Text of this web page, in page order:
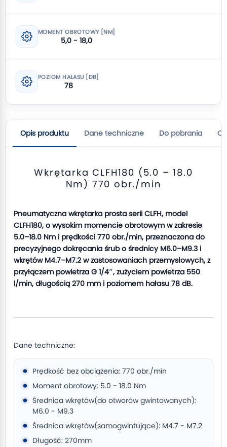
MOMENT OBROTOWY [NM]
5,0 - 18,0
POZIOM HAŁASU [DB]
78
Opis produktu Dane techniczne Do pobrania
Wkrętarka CLFH180 (5.0 – 18.0
Nm) 770 obr./min
Pneumatyczna wkrętarka prosta serii CLFH, model
CLFH180, o wysokim momencie obrotowym w zakresie
5.0–18.0 Nm i prędkości 770 obr./min, przeznaczona do
precyzyjnego dokręcania śrub o średnicy M6.0–M9.3 i
wkrętów M4.7–M7.2 w zastosowaniach przemysłowych, z
przyłączem powietrza G 1/4″, zużyciem powietrza 550
l/min, długością 270 mm i poziomem hałasu 78 dB.
Dane techniczne:
Prędkość bez obciążenia: 770 obr./min
Moment obrotowy: 5.0 - 18.0 Nm
Średnica wkrętów(do otworów gwintowanych):
M6.0 - M9.3
Średnica wkrętów(samogwintujące): M4.7 - M7.2
Długość: 270mm